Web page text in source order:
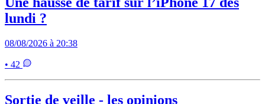
lundi ?
08/08/2026 à 20:38
• 42
Sortie de veille - les opinions